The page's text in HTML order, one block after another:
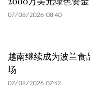
07/08/2026 08:40
越南继续成为波兰食
场
07/08/2026 07:42